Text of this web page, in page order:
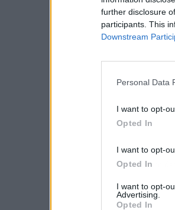
further disclosure
participants. This
Downstream
Personal Data
I want to opt-
Opted In
I want to opt-
Opted In
I want to opt-
Advertising.
Opted In
Publicidad